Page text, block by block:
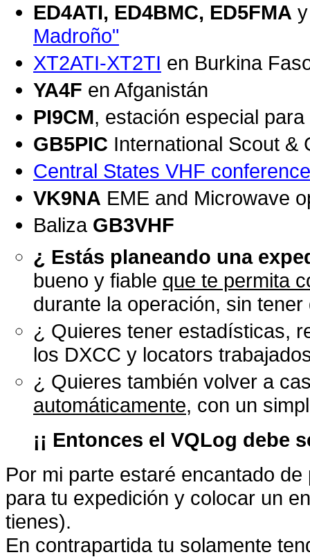
ED4ATI, ED4BMC, ED5FMA
Madroño"
XT2ATI-XT2TI en Burkina
YA4F en Afganistán
PI9CM, estación especial para
GB5PIC International Scout &
Central States VHF
VK9NA EME and Microwave
Baliza GB3VHF
¿ Estás planeando una
bueno y fiable que te permita
durante la operación, sin
¿ Quieres tener estadísticas,
los DXCC y locators
¿ Quieres también volver a
automáticamente, con un
¡¡ Entonces el VQLog debe
Por mi parte estaré encantado
para tu expedición y colocar un
tienes).
En contrapartida tu solamente